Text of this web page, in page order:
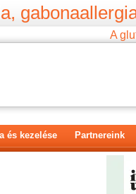
A
és kezelése Partnereink